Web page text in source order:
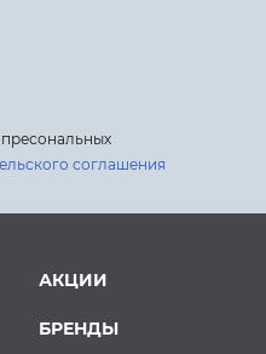
соглашения
АКЦИИ
БРЕНДЫ